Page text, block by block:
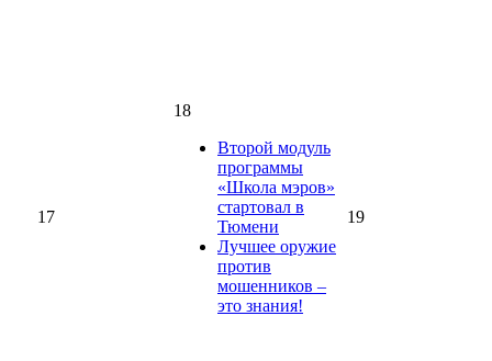
17
18
Второй модуль
программы
«Школа мэров»
стартовал в
Тюмени
Лучшее оружие
против
мошенников –
это знания!
19